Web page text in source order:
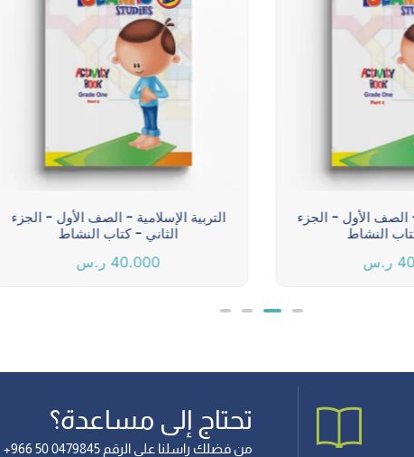
- الصف الأول - الجزء
النشاط
ر.س
التربية الإسلامية - الصف الأول - الجزء
الثاني - كتاب النشاط
40.000 ر.س
تحتاج إلى مساعدة؟
من فضلك راسلنا على الرقم 0479845 50 966+